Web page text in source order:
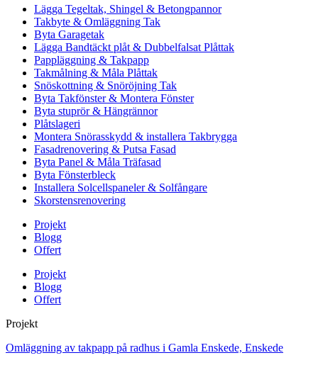
Lägga Tegeltak, Shingel & Betongpannor
Takbyte & Omläggning Tak
Byta Garagetak
Lägga Bandtäckt plåt & Dubbelfalsat Plåttak
Pappläggning & Takpapp
Takmålning & Måla Plåttak
Snöskottning & Snöröjning Tak
Byta Takfönster & Montera Fönster
Byta stuprör & Hängrännor
Plåtslageri
Montera Snörasskydd & installera Takbrygga
Fasadrenovering & Putsa Fasad
Byta Panel & Måla Träfasad
Byta Fönsterbleck
Installera Solcellspaneler & Solfångare
Skorstensrenovering
Projekt
Blogg
Offert
Projekt
Blogg
Offert
Projekt
Omläggning av takpapp på radhus i Gamla Enskede, Enskede